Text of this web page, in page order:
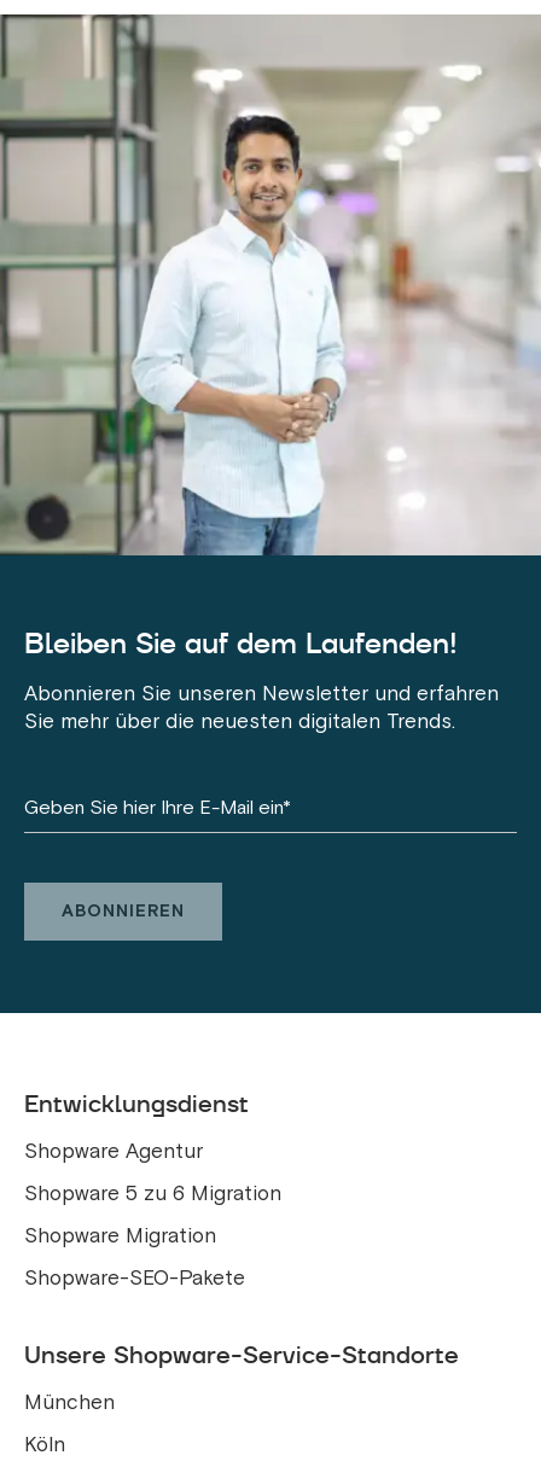
Bleiben Sie auf dem Laufenden!
Abonnieren Sie unseren Newsletter und erfahren
Sie mehr über die neuesten digitalen Trends.
Entwicklungsdienst
Shopware Agentur
Shopware 5 zu 6 Migration
Shopware Migration
Shopware-SEO-Pakete
Unsere Shopware-Service-Standorte
München
Köln